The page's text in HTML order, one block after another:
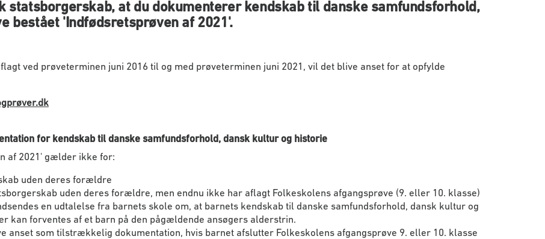
statsborgerskab, at du dokumenterer kendskab til danske samfundsforhold,
bestået 'Indfødsretsprøven af 2021'.
ved prøveterminen juni 2016 til og med prøveterminen juni 2021, vil det blive anset for at opfylde
for kendskab til danske samfundsforhold, dansk kultur og historie
af 2021' gælder ikke for:
uden deres forældre
uden deres forældre, men endnu ikke har aflagt Folkeskolens afgangsprøve (9. eller 10. klasse)
en udtalelse fra barnets skole om, at barnets kendskab til danske samfundsforhold, dansk kultur og
kan forventes af et barn på den pågældende ansøgers alderstrin.
anset som tilstrækkelig dokumentation, hvis barnet afslutter Folkeskolens afgangsprøve 9. eller 10. klasse